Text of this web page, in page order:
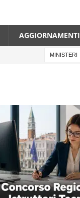
AGGIORNAMENTI